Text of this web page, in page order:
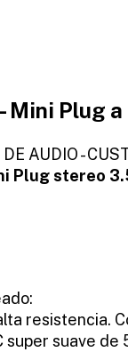
Mini Plug a
AUDIO -
Plug stereo
resistencia.
suave de